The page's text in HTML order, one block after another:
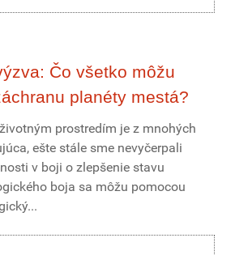
Čo všetko môžu
planéty mestá?
prostredím je z mnohých
ešte stále sme nevyčerpali
v boji o zlepšenie stavu
boja sa môžu pomocou